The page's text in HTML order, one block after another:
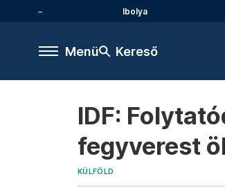
Ibolya
Menü Kereső
IDF:
fegyverest
KÜLFÖLD